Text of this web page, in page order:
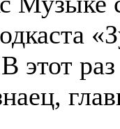
этот